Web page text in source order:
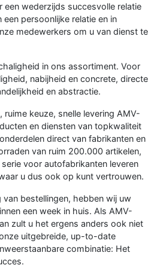
een wederzijds succesvolle relatie
persoonlijke relatie en in
medewerkers om u van dienst te
in ons assortiment. Voor
nabijheid en concrete, directe
en abstractie.
keuze, snelle levering AMV-
en diensten van topkwaliteit
direct van fabrikanten en
van ruim 200.000 artikelen,
voor autofabrikanten leveren
u dus ook op kunt vertrouwen.
van bestellingen, hebben wij uw
een week in huis. Als AMV-
zult u het ergens anders ook niet
uitgebreide, up-to-date
combinatie: Het